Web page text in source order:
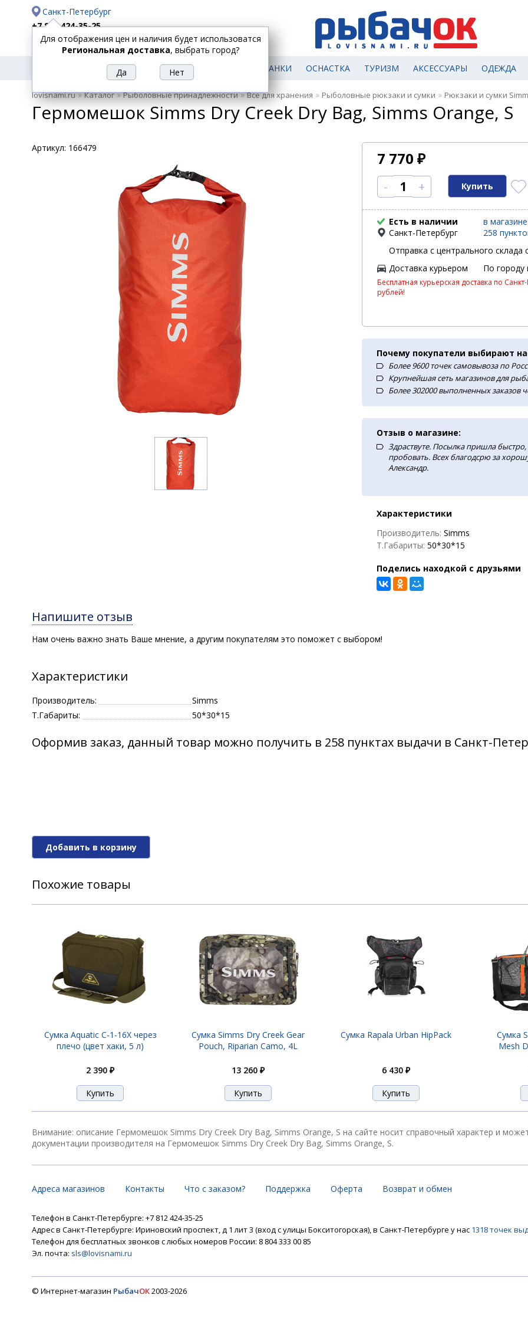
Санкт-Петербург
+7 812 424-35-25
Доставка
Оплата
Для отображения цен и наличия будет использоватся
Региональная доставка, выбрать город?
РЫБОЛОВНЫЕ
ТОВАРЫ
СПИННИНГИ КАТУШКИ ПРИМАНКИ ОСНАСТКА ТУРИЗМ АКСЕССУАРЫ ОДЕЖДА
lovisnami.ru»Каталог»Рыболовные принадлежности»Все для хранения » Рыболовные рюкзаки и сумки » Рюкзаки и сумки
Гермомешок Simms Dry Creek Dry Bag, Simms Orange, S
Артикул: 166479
7 770 ₽
- +
Есть в наличии
в магазине
Санкт-Петербург
258
Отправка с центрального склада
Доставка курьером
По городу
Бесплатная курьерская доставка по
рублей!
Почему покупатели выбирают
Более 9600 точек самовывоза по
Крупнейшая сеть магазинов для
Более 302000 выполненных заказов
Отзыв о магазине:
Здраствуте. Посылка пришла
пробовать. Всех благодсрю за
Александр.
Характеристики
Производитель: Simms
Т.Габариты: 50*30*15
Поделись находкой с друзьями
Напишите отзыв
Нам очень важно знать Ваше мнение, а другим покупателям это поможет с выбором!
Характеристики
Производитель:
Simms
Т.Габариты:
50*30*15
Оформив заказ, данный товар можно получить в 258 пунктах выдачи в Санкт-
Добавить в корзину
Похожие товары
Сумка Aquatic С-1-16Х через
плечо (цвет хаки, 5 л)
2 390 ₽
Сумка Simms Dry Creek Gear
Pouch, Riparian Camo, 4L
13 260 ₽
Сумка Rapala Urban HipPack
6 430 ₽
Сумка
Mesh
Внимание: описание Гермомешок Simms Dry Creek Dry Bag, Simms Orange, S на сайте носит справочный характер и
документации производителя на Гермомешок Simms Dry Creek Dry Bag, Simms Orange, S.
Адреса магазинов Контакты Что с заказом? Поддержка Оферта Возврат и обмен
Телефон в Санкт-Петербурге: +7 812 424-35-25
Адрес в Санкт-Петербурге: Ириновский проспект, д 1 лит 3 (вход с улицы Бокситогорская), в Санкт-Петербурге у нас 1318 точек
Телефон для бесплатных звонков с любых номеров России: 8 804 333 00 85
Эл. почта: sls@lovisnami.ru
© Интернет-магазин РыбачОК2003-2026